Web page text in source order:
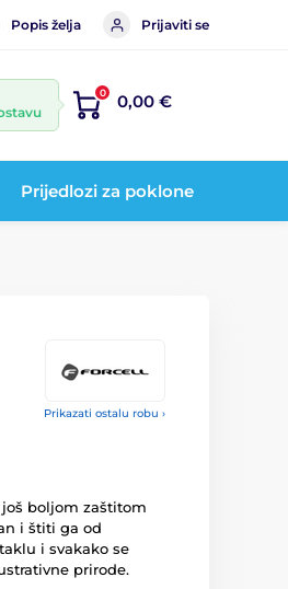
Popis želja Prijaviti se
0 0,00 €
Prijedlozi za poklone
Prikazati ostalu robu ›
boljom zaštitom
i štiti ga od
i svakako se
prirode.